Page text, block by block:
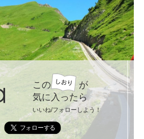
この
が
気に入ったら
いいね/フォローしよう！